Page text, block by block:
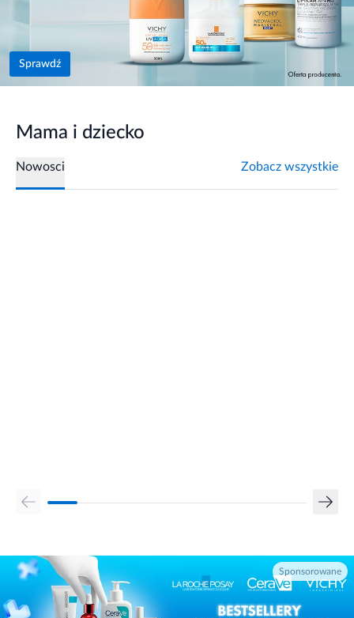
Sprawdź
Mama i dziecko
Nowosci Zobacz wszystkie